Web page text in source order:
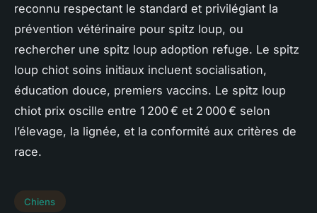
reconnu respectant le standard et privilégiant la
prévention vétérinaire pour spitz loup, ou
rechercher une spitz loup adoption refuge. Le spitz
loup chiot soins initiaux incluent socialisation,
éducation douce, premiers vaccins. Le spitz loup
chiot prix oscille entre 1 200 € et 2 000 € selon
l’élevage, la lignée, et la conformité aux critères de
race.
Chiens